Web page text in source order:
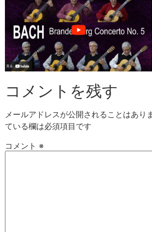
コメントを残す
メールアドレスが公開されることはあり
ている欄は必須項目です
コメント ※